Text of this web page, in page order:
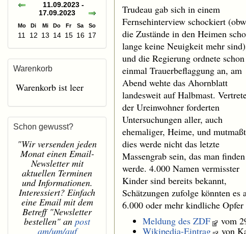
Trudeau gab sich in einem
Fernsehinterview schockiert
die Zustände in den Heimen
lange keine Neuigkeit mehr
und die Regierung ordnete schon
einmal Trauerbeflaggung an, am
Abend wehte das Ahornblatt
landesweit auf Halbmast.
der Ureinwohner forderten
Untersuchungen aller, auch
ehemaliger, Heime, und
dies werde nicht das letzte
Massengrab sein, das man finden
werde. 4.000 Namen vermisster
Kinder sind bereits bekannt,
Schätzungen zufolge könnten es
6.000 oder mehr kindliche Opfer
Meldung des ZDF
vom
Wikipedia-Eintrag
von
11.09.2023 -
17.09.2023
Mo Di Mi Do Fr Sa So
11 12 13 14 15 16 17
Warenkorb
Warenkorb ist leer
Schon gewusst?
"Wir versenden jeden
Monat einen Email-
Newsletter mit
aktuellen Terminen
und Informationen.
Interessiert? Einfach
eine Email mit dem
Betreff "Newsletter
bestellen" an post
am/um/auf